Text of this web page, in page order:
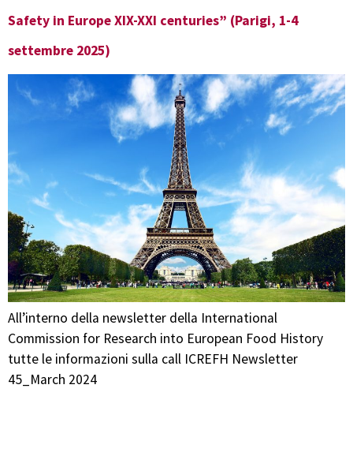
Safety in Europe XIX-XXI centuries” (Parigi, 1-4
settembre 2025)
All’interno della newsletter della International
Commission for Research into European Food History
tutte le informazioni sulla call ICREFH Newsletter
45_March 2024